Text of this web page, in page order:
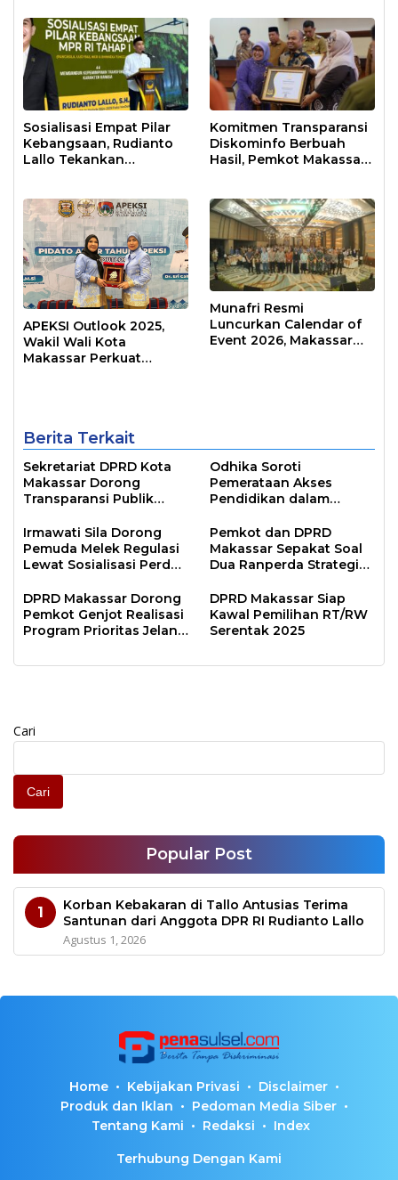
Sosialisasi Empat Pilar
Kebangsaan, Rudianto
Lallo Tekankan
Komitmen Transparansi
Diskominfo Berbuah
Hasil, Pemkot Makassar
APEKSI Outlook 2025,
Wakil Wali Kota
Makassar Perkuat
Munafri Resmi
Luncurkan Calendar of
Event 2026, Makassar
Berita Terkait
Sekretariat DPRD Kota
Makassar Dorong
Transparansi Publik
Digital
Odhika Soroti
Pemerataan Akses
Pendidikan dalam
Irmawati Sila Dorong
Pemuda Melek Regulasi
Lewat Sosialisasi Perda
Pemkot dan DPRD
Makassar Sepakat Soal
Dua Ranperda Strategis
Depan
DPRD Makassar Dorong
Pemkot Genjot Realisasi
Program Prioritas Jelang
DPRD Makassar Siap
Kawal Pemilihan RT/RW
Serentak 2025
Cari
Cari
Popular Post
1
Korban Kebakaran di Tallo Antusias Terima
Santunan dari Anggota DPR RI Rudianto Lallo
Agustus 1, 2026
Home Kebijakan Privasi
Disclaimer
Produk dan Iklan
Pedoman Media Siber
Tentang Kami
Redaksi Index
Terhubung Dengan Kami